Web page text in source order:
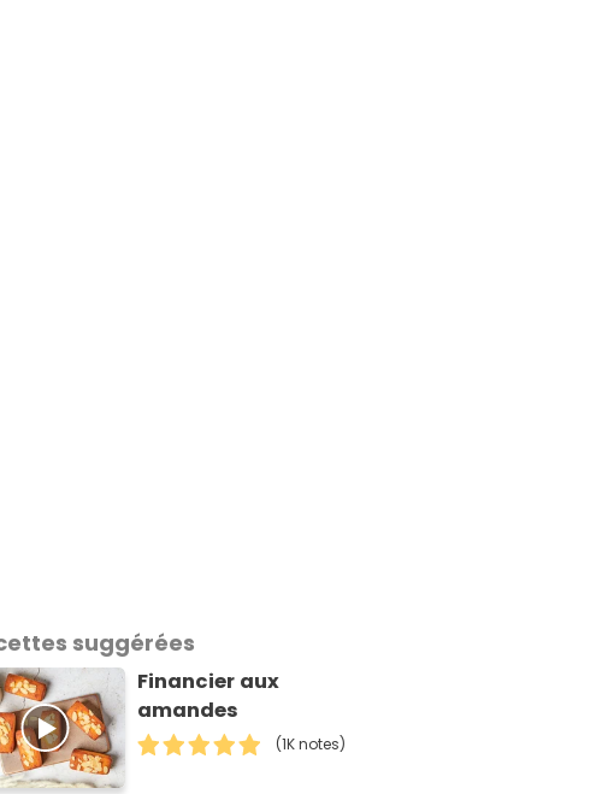
suggérées
Financier aux
amandes
(1K notes)